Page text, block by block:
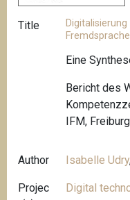
Title
Eine
Bericht des
IFM,
Author Isabelle Udry
Projec
Digital